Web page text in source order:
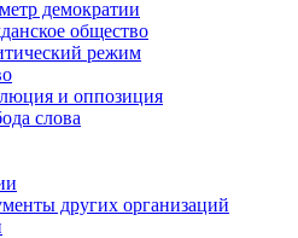
демократии
общество
режим
и оппозиция
слова
других организаций